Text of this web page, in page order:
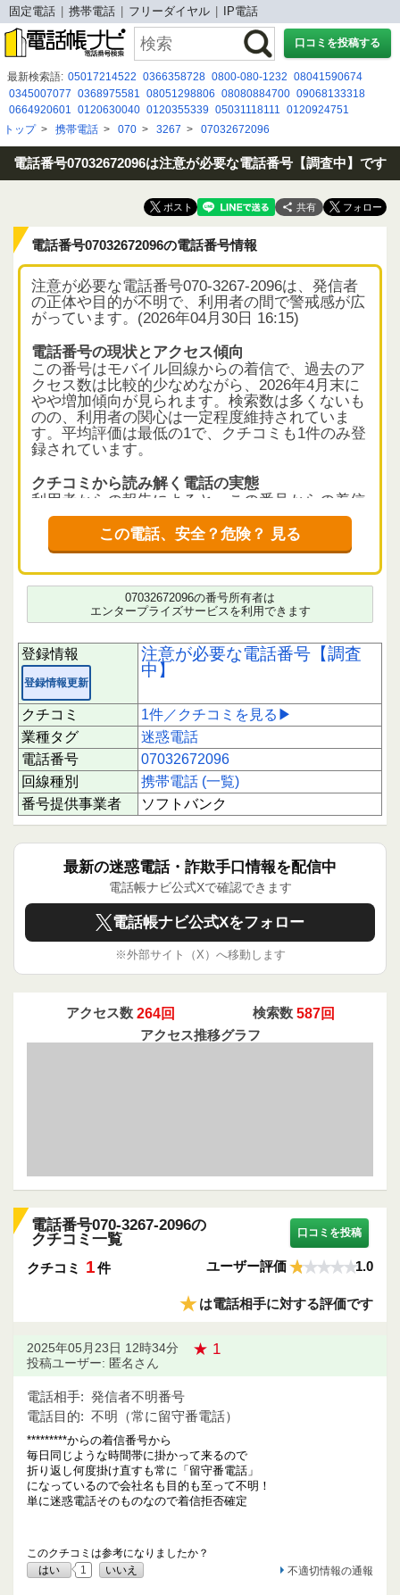
固定電話 携帯電話 フリーダイヤル IP電話
口コミを投稿する
最新検索語: 05017214522 0366358728 0800-080-1232 08041590674
0345007077 0368975581 08051298806 08080884700 09068133318
0664920601 0120630040 0120355339 05031118111 0120924751
05068625220 09044650127 0120032600 0734267000
0343765736 0800-300-3052 08070224613 08044243345
０９２４０２２１６３ 050-3091-7031
トップ> 携帯電話 > 070 > 3267 > 07032672096
電話番号07032672096は注意が必要な電話番号【調査中】です
共有
電話番号07032672096の電話番号情報
注意が必要な電話番号070-3267-2096は、発信者
の正体や目的が不明で、利用者の間で警戒感が広
がっています。(2026年04月30日 16:15)
電話番号の現状とアクセス傾向
この番号はモバイル回線からの着信で、過去のア
クセス数は比較的少なめながら、2026年4月末に
やや増加傾向が見られます。検索数は多くないも
のの、利用者の関心は一定程度維持されていま
す。平均評価は最低の1で、クチコミも1件のみ登
録されています。
クチコミから読み解く電話の実態
利用者からの報告によると、この番号からの着信
は毎日ほぼ同じ時間帯にあり、折り返しても常に
留守番電話につながるため、発信者の会社名や目
的は全く不明とのことです。迷惑電話として認識
間に偏った評価は見られないため、クチコミは参
考情報としてご確認ください。
発信元が明確でないため、応答には注意を推奨い
たします。特に折り返し電話をかける際は、相手
の正体や目的が不明な場合は慎重に対応してくだ
さい。今後も状況が変わる可能性があるため、最
新の情報を確認しながら対応することが望ましい
でしょう。
下にスクロールすると実際に電話に応答された方
のクチコミを読むことができます。
あなたの1回のクチコミ投稿が、同じように不安
を感じる誰かの助けとなり、被害防止につながり
ます。ぜひ情報共有にご協力ください。
この電話、安全？危険？ 見る
07032672096の番号所有者は
エンタープライズサービスを利用できます
登録情報
登録情報更新
注意が必要な電話番号【調査
中】
クチコミ
1件／クチコミを見る▶
業種タグ
迷惑電話
電話番号
07032672096
回線種別
携帯電話 (一覧)
番号提供事業者
ソフトバンク
最新の迷惑電話・詐欺手口情報を配信中
電話帳ナビ公式Xで確認できます
電話帳ナビ公式Xをフォロー
※外部サイト（X）へ移動します
アクセス数 264回 検索数 587回
アクセス推移グラフ
電話番号070-3267-2096の
クチコミ一覧
口コミを投稿
クチコミ 1件 ユーザー評価 1.0
★は電話相手に対する評価です
2025年05月23日 12時34分 ★ 1
投稿ユーザー: 匿名さん
電話相手: 発信者不明番号
電話目的: 不明（常に留守番電話）
*********からの着信番号から
毎日同じような時間帯に掛かって来るので
折り返し何度掛け直すも常に「留守番電話」
になっているので会社名も目的も至って不明！
単に迷惑電話そのものなので着信拒否確定
このクチコミは参考になりましたか？
はい
1 いいえ 不適切情報の通報